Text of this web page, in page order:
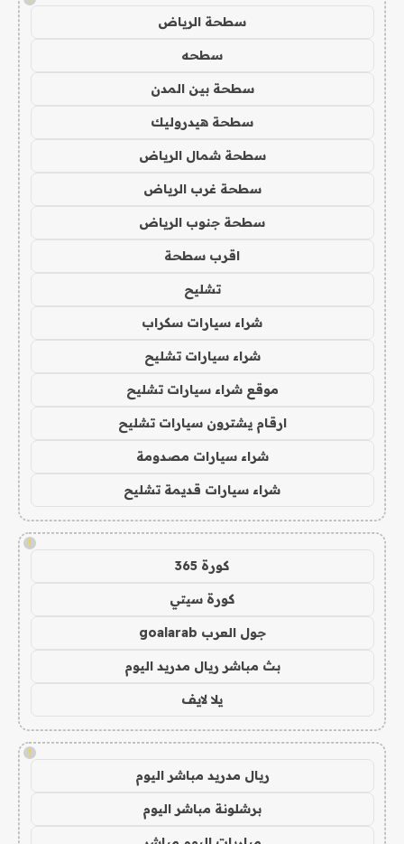
سطحة الرياض
سطحه
سطحة بين المدن
سطحة هيدروليك
سطحة شمال الرياض
سطحة غرب الرياض
سطحة جنوب الرياض
اقرب سطحة
تشليح
شراء سيارات سكراب
شراء سيارات تشليح
موقع شراء سيارات تشليح
ارقام يشترون سيارات تشليح
شراء سيارات مصدومة
شراء سيارات قديمة تشليح
!
كورة 365
كورة سيتي
جول العرب goalarab
بث مباشر ريال مدريد اليوم
يلا لايف
!
ريال مدريد مباشر اليوم
برشلونة مباشر اليوم